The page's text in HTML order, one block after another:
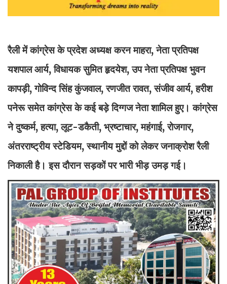
रैली में कांग्रेस के प्रदेश अध्यक्ष करन माहरा, नेता प्रतिपक्ष
यशपाल आर्य, विधायक सुमित हृदयेश, उप नेता प्रतिपक्ष भुवन
कापड़ी, गोविन्द सिंह कुंजवाल, रणजीत रावत, संजीव आर्य, हरीश
पनेरू समेत कांग्रेस के कई बड़े दिग्गज नेता शामिल हुए। कांग्रेस
ने दुष्कर्म, हत्या, लूट-डकैती, भ्रष्टाचार, महंगाई, रोजगार,
अंतरराष्ट्रीय स्टेडियम, स्थानीय मुद्दों को लेकर जनाक्रोश रैली
निकाली है। इस दौरान सड़कों पर भारी भीड़ उमड़ गई।